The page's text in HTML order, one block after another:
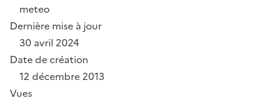
meteo
Dernière mise à jour
30 avril 2024
Date de création
12 décembre 2013
Vues